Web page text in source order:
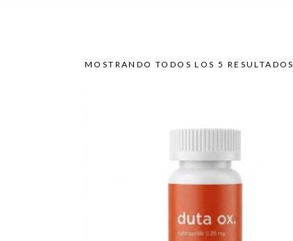
MOSTRANDO TODOS LOS 5 RESULTADOS